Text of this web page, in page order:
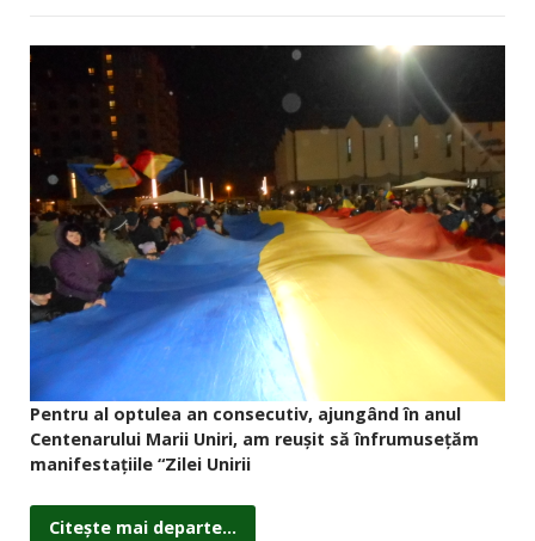
Pentru al optulea an consecutiv, ajungând în anul
Centenarului Marii Uniri, am reuşit să înfrumuseţăm
manifestaţiile “Zilei Unirii
Citește mai departe...